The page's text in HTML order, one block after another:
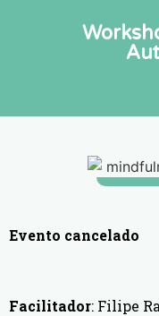
Evento cancelado
Facilitador: Filipe